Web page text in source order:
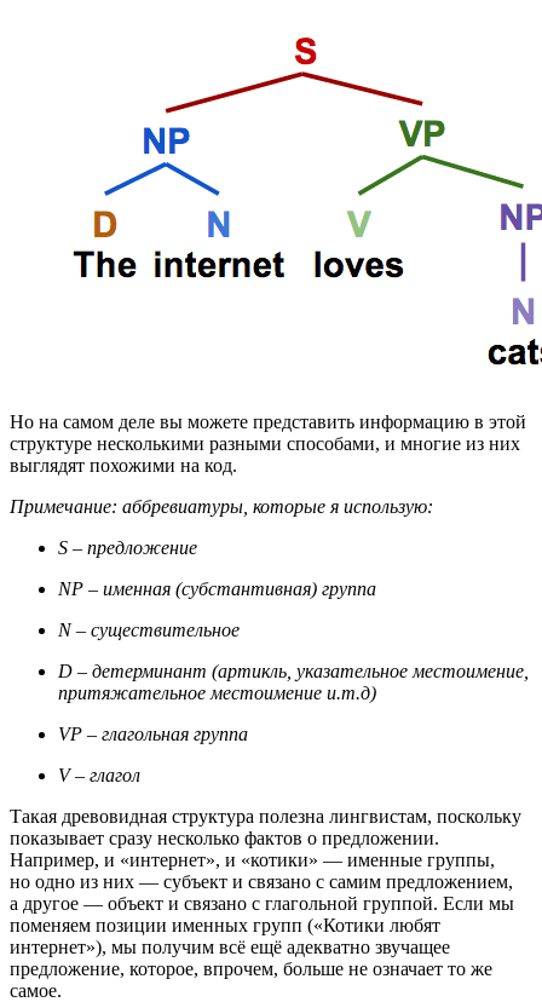
Но на самом деле вы можете представить информацию в этой
структуре несколькими разными способами, и многие из них
выглядят похожими на код.
Примечание: аббревиатуры, которые я использую:
S – предложение
NP – именная (субстантивная) группа
N – существительное
D – детерминант (артикль, указательное местоимение,
притяжательное местоимение и.т.д)
VP – глагольная группа
V – глагол
Такая древовидная структура полезна лингвистам, поскольку
показывает сразу несколько фактов о предложении.
Например, и «интернет», и «котики» — именные группы,
но одно из них — субъект и связано с самим предложением,
а другое — объект и связано с глагольной группой. Если мы
поменяем позиции именных групп («Котики любят
интернет»), мы получим всё ещё адекватно звучащее
предложение, которое, впрочем, больше не означает то же
самое.